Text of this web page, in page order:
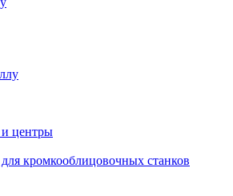
и центры
кромкооблицовочных станков